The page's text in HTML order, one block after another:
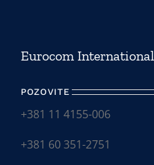
Eurocom International
POZOVITE
+381 11 4155-006
+381 60 351-2751